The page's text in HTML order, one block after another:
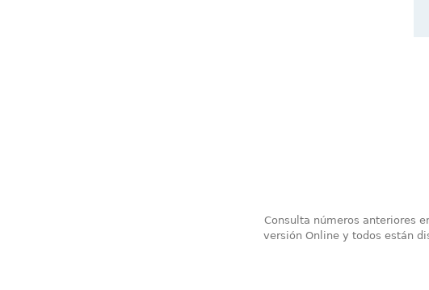
Consulta números anteriores
versión Online y todos están